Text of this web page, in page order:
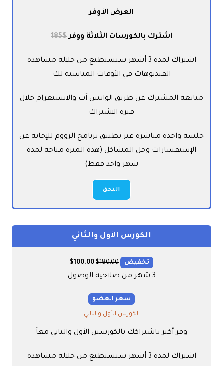
العرض الأوفر
اشترك بالكورسات الثلاثة ووفر$185
اشتراك لمدة 3 أشهر ستستطيع من خلاله مشاهدة
الفيديوهات في الأوقات المناسبة لك
متابعة المشترك عن طريق الواتس آب والانستغرام خلال
فترة الاشتراك
جلسة واحدة مباشرة عبر تطبيق برنامج الزووم للإجابة عن
الإستفسارات وحل المشاكل (هذه الميزة متاحة لمدة
شهر واحد فقط)
التحق
الكورس الأول والثاني
تخفيض $180.00
$ 100.00
3 شهر من صلاحية الوصول
سعر العضو
الكورس الأول والثاني
وفر أكثر باشتراكك بالكورسين الأول والثاني معاً
اشتراك لمدة 3 أشهر ستستطيع من خلاله مشاهدة